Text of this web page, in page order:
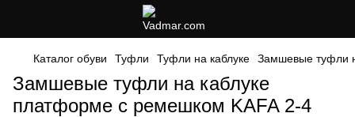
Каталог обуви Туфли Туфли на каблуке Замшевые туфли
Замшевые туфли на каблуке
платформе с ремешком KAFA 2-4